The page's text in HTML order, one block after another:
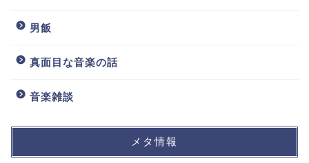
男飯
真面目な音楽の話
音楽雑談
メタ情報